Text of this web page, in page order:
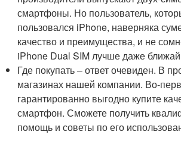
смартфоны. Но пользователь,
пользовался iPhone, наверняка
качество и преимущества, и не
iPhone Dual SIM лучше даже
Где покупать – ответ очевиден. В
магазинах нашей компании. Во-
гарантированно выгодно купите
смартфон. Сможете получить
помощь и советы по его